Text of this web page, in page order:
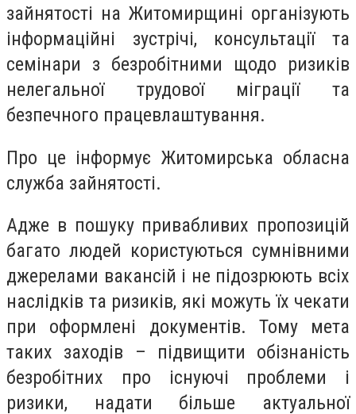
зайнятості на Житомирщині організують
інформаційні зустрічі, консультації та
семінари з безробітними щодо ризиків
нелегальної трудової міграції та
безпечного працевлаштування.
Про це інформує Житомирська обласна
служба зайнятості.
Адже в пошуку привабливих пропозицій
багато людей користуються сумнівними
джерелами вакансій і не підозрюють всіх
наслідків та ризиків, які можуть їх чекати
при оформлені документів. Тому мета
таких заходів – підвищити обізнаність
безробітних про існуючі проблеми і
ризики, надати більше актуальної